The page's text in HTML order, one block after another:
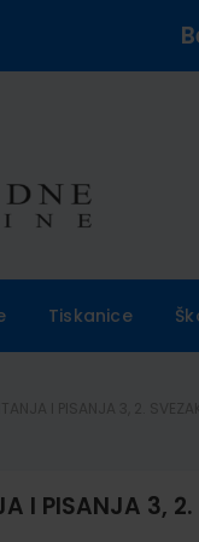
Tiskanice
I PISANJA 3,